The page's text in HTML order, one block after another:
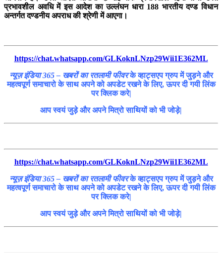
प्रभावशील अवधि में इस आदेश का उल्लंघन धारा 188 भारतीय दण्ड विधान
अन्तर्गत दण्डनीय अपराध की श्रेणी में आएगा।
https://chat.whatsapp.com/GLKoknLNzp29Wii1E362ML
न्यूज़ इंडिया 365 – खबरों का रतलामी फीवरके व्हाट्सएप ग्रुप में जुड़ने और
महत्वपूर्ण समाचारो के साथ अपने को अपडेट रखने के लिए, ऊपर दी गयी लिंक
पर क्लिक करे|
आप स्वयं जुड़े और अपने मित्रो साथियों को भी जोड़े|
https://chat.whatsapp.com/GLKoknLNzp29Wii1E362ML
न्यूज़ इंडिया 365 – खबरों का रतलामी फीवरके व्हाट्सएप ग्रुप में जुड़ने और
महत्वपूर्ण समाचारो के साथ अपने को अपडेट रखने के लिए, ऊपर दी गयी लिंक
पर क्लिक करे|
आप स्वयं जुड़े और अपने मित्रो साथियों को भी जोड़े|